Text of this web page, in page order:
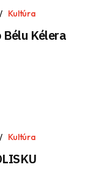
Kultúra
Kélera
Kultúra